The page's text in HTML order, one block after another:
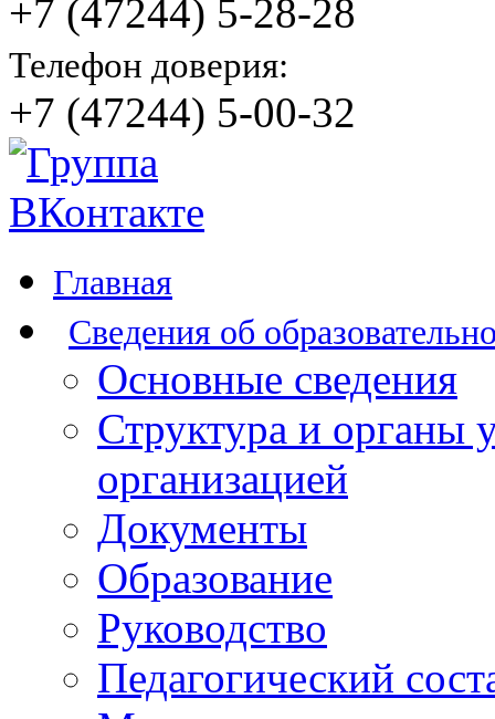
+7 (47244) 5-28-28
Телефон доверия:
+7 (47244) 5-00-32
Главная
Сведения об
Основные сведения
Структура и органы
организацией
Документы
Образование
Руководство
Педагогический